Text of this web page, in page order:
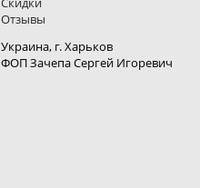
Отзывы
Украина, г. Харьков
ФОП Зачепа Сергей Игоревич